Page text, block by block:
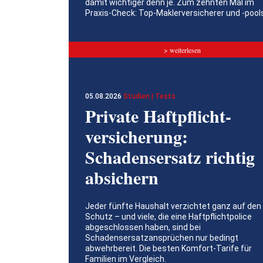
damit wichtiger denn je. Zum zehnten Mal im
Praxis-Check: Top-Maklerversicherer und -
> weiterlesen
05.08.2026 Studien | Tests
Private Haftpflicht­
versicherung:
Schadensersatz richtig
absichern
Jeder fünfte Haushalt verzichtet ganz auf den
Schutz – und viele, die eine Haftpflichtpolice
abgeschlossen haben, sind bei
Schadensersatzansprüchen nur bedingt
abwehrbereit. Die besten Komfort-Tarife für
Familien im Vergleich.